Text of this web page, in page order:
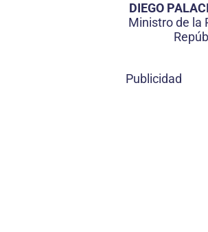
DIEGO
Ministro de la
Publicidad